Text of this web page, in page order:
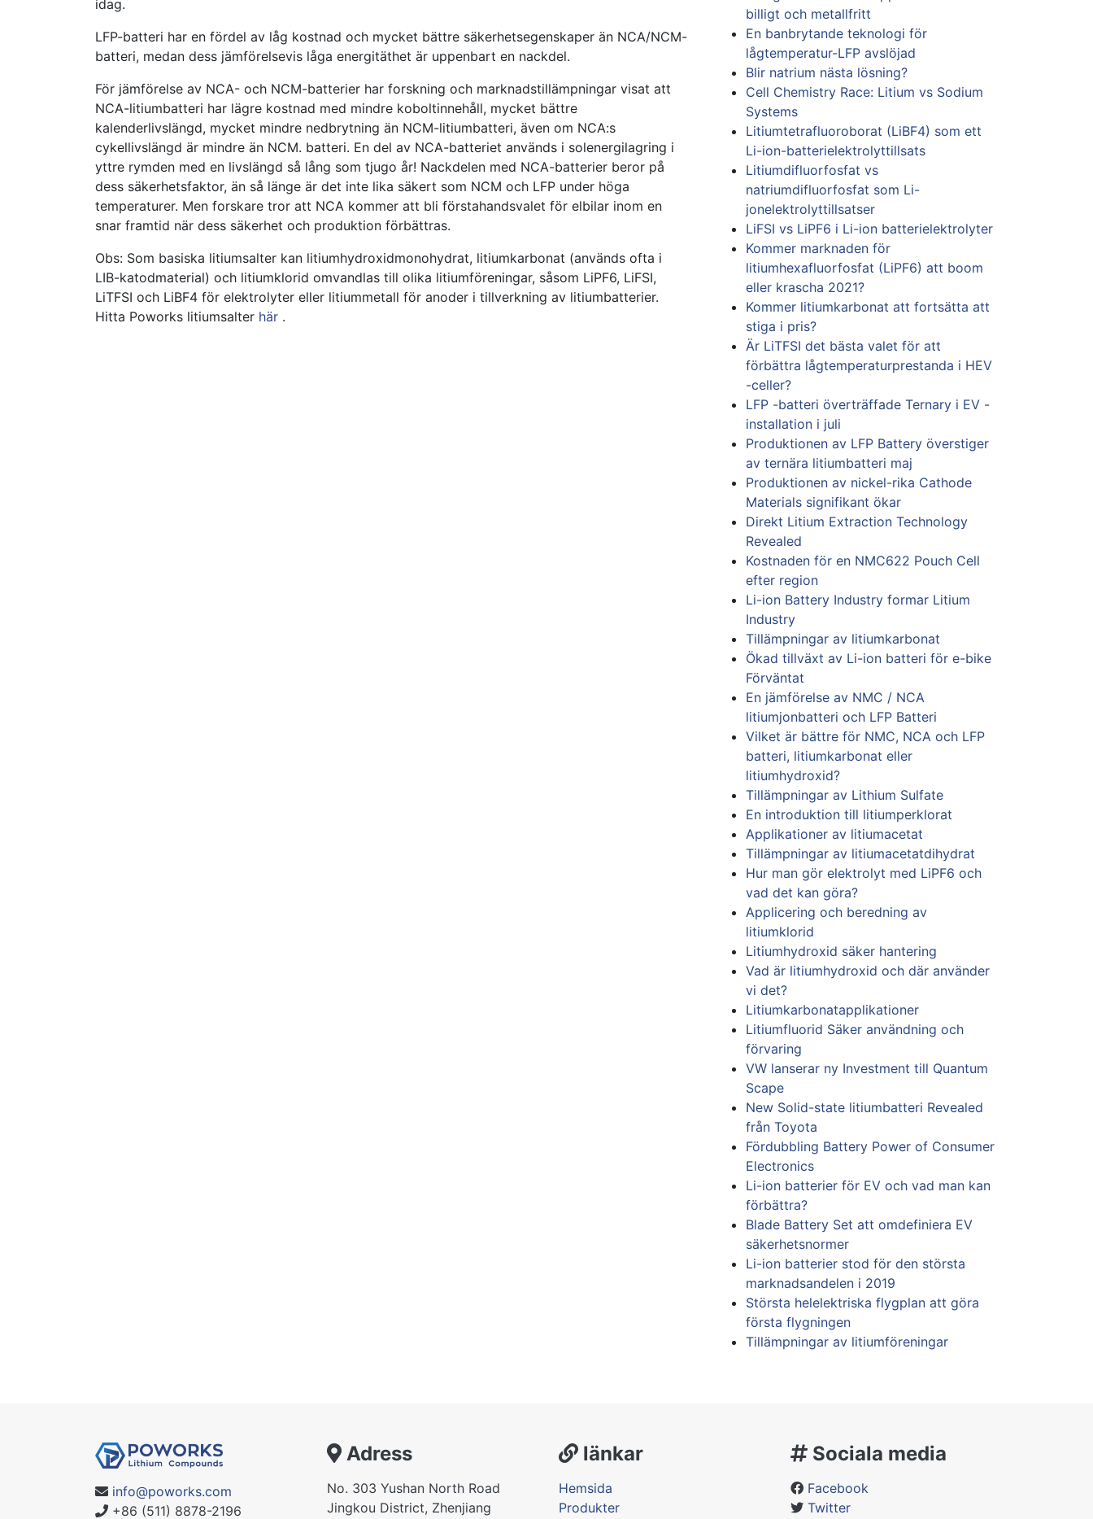
idag.
LFP-batteri har en fördel av låg kostnad och mycket bättre säkerhetsegenskaper än NCA/NCM-
batteri, medan dess jämförelsevis låga energitäthet är uppenbart en nackdel.
För jämförelse av NCA- och NCM-batterier har forskning och marknadstillämpningar visat att
NCA-litiumbatteri har lägre kostnad med mindre koboltinnehåll, mycket bättre
kalenderlivslängd, mycket mindre nedbrytning än NCM-litiumbatteri, även om NCA:s
cykellivslängd är mindre än NCM. batteri. En del av NCA-batteriet används i solenergilagring i
yttre rymden med en livslängd så lång som tjugo år! Nackdelen med NCA-batterier beror på
dess säkerhetsfaktor, än så länge är det inte lika säkert som NCM och LFP under höga
temperaturer. Men forskare tror att NCA kommer att bli förstahandsvalet för elbilar inom en
snar framtid när dess säkerhet och produktion förbättras.
Obs: Som basiska litiumsalter kan litiumhydroxidmonohydrat, litiumkarbonat (används ofta i
LIB-katodmaterial) och litiumklorid omvandlas till olika litiumföreningar, såsom LiPF6, LiFSI,
LiTFSI och LiBF4 för elektrolyter eller litiummetall för anoder i tillverkning av litiumbatterier.
Hitta Poworks litiumsalter här .
billigt och metallfritt
En banbrytande teknologi för
lågtemperatur-LFP avslöjad
Blir natrium nästa lösning?
Cell Chemistry Race: Litium vs Sodium
Systems
Litiumtetrafluoroborat (LiBF4) som ett
Li-ion-batterielektrolyttillsats
Litiumdifluorfosfat vs
natriumdifluorfosfat som Li-
jonelektrolyttillsatser
LiFSI vs LiPF6 i Li-ion batterielektrolyter
Kommer marknaden för
litiumhexafluorfosfat (LiPF6) att boom
eller krascha 2021?
Kommer litiumkarbonat att fortsätta att
stiga i pris?
Är LiTFSI det bästa valet för att
förbättra lågtemperaturprestanda i HEV
-celler?
LFP -batteri överträffade Ternary i EV -
installation i juli
Produktionen av LFP Battery överstiger
av ternära litiumbatteri maj
Produktionen av nickel-rika Cathode
Materials signifikant ökar
Direkt Litium Extraction Technology
Revealed
Kostnaden för en NMC622 Pouch Cell
efter region
Li-ion Battery Industry formar Litium
Industry
Tillämpningar av litiumkarbonat
Ökad tillväxt av Li-ion batteri för e-bike
Förväntat
En jämförelse av NMC / NCA
litiumjonbatteri och LFP Batteri
Vilket är bättre för NMC, NCA och LFP
batteri, litiumkarbonat eller
litiumhydroxid?
Tillämpningar av Lithium Sulfate
En introduktion till litiumperklorat
Applikationer av litiumacetat
Tillämpningar av litiumacetatdihydrat
Hur man gör elektrolyt med LiPF6 och
vad det kan göra?
Applicering och beredning av
litiumklorid
Litiumhydroxid säker hantering
Vad är litiumhydroxid och där använder
vi det?
Litiumkarbonatapplikationer
Litiumfluorid Säker användning och
förvaring
VW lanserar ny Investment till Quantum
Scape
New Solid-state litiumbatteri Revealed
från Toyota
Fördubbling Battery Power of Consumer
Electronics
Li-ion batterier för EV och vad man kan
förbättra?
Blade Battery Set att omdefiniera EV
säkerhetsnormer
Li-ion batterier stod för den största
marknadsandelen i 2019
Största helelektriska flygplan att göra
första flygningen
Tillämpningar av litiumföreningar
info@poworks.com
+86 (511) 8878-2196
Adress
No. 303 Yushan North Road
Jingkou District, Zhenjiang
länkar
Hemsida
Produkter
Sociala media
Facebook
Twitter